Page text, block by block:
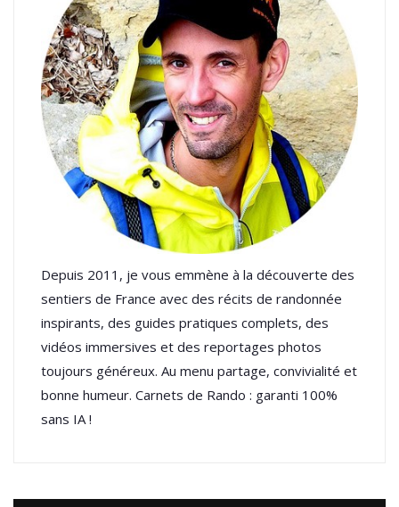
Depuis 2011, je vous emmène à la découverte des
sentiers de France avec des récits de randonnée
inspirants, des guides pratiques complets, des
vidéos immersives et des reportages photos
toujours généreux. Au menu partage, convivialité et
bonne humeur. Carnets de Rando : garanti 100%
sans IA !